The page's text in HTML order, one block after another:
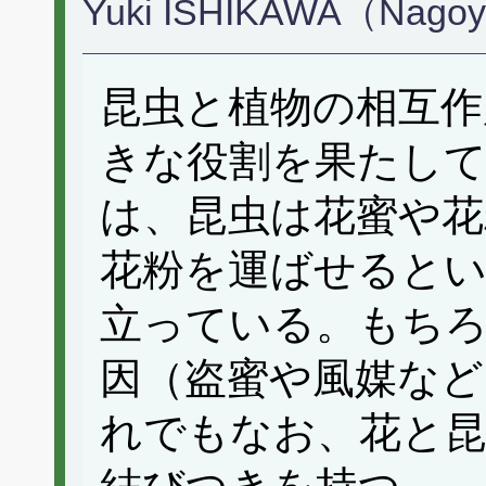
Yuki ISHIKAWA（
昆虫と植物の相互
きな役割を果たし
は、昆虫は花蜜や
花粉を運ばせると
立っている。もち
因（盗蜜や風媒な
れでもなお、花と